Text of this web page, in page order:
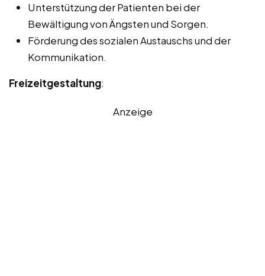
Unterstützung der Patienten bei der
Bewältigung von Ängsten und Sorgen.
Förderung des sozialen Austauschs und der
Kommunikation.
Freizeitgestaltung:
Anzeige